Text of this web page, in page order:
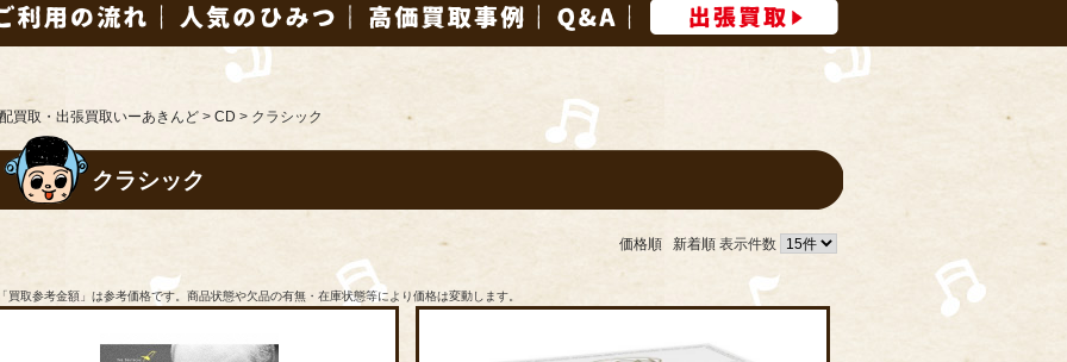
品一覧 ご利用の流れ 人気のひみつ 高価買取事例 Q&A
買取・出張買取いーあきんど > CD > クラシック
クラシック
価格順 新着順 表示件数
買取参考金額」は参考価格です。商品状態や欠品の有無・在庫状態等により価格は変動します。